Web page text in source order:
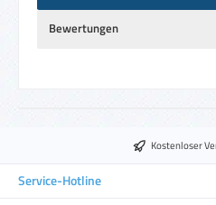
Bewertungen
Kostenloser
Service-Hotline